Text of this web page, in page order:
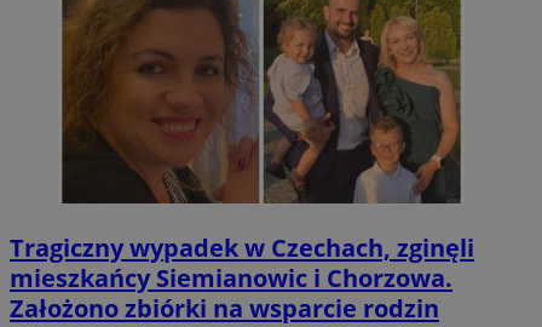
Tragiczny wypadek w Czechach, zginęli
mieszkańcy Siemianowic i Chorzowa.
Założono zbiórki na wsparcie rodzin